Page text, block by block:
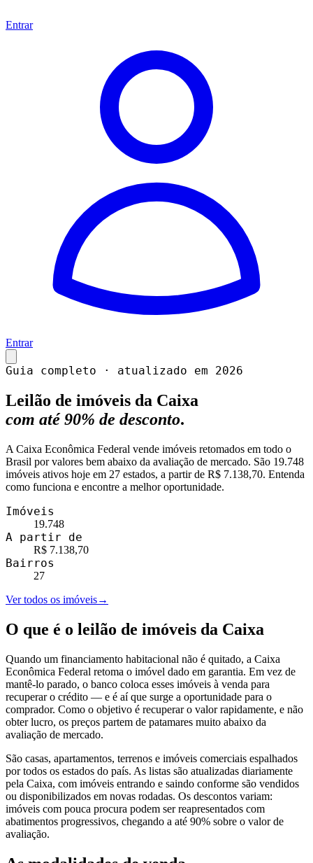
Entrar
Entrar
Guia completo · atualizado em 2026
Leilão de imóveis da Caixa
com até 90% de desconto.
A Caixa Econômica Federal vende imóveis retomados em todo o
Brasil por valores bem abaixo da avaliação de mercado. São 19.748
imóveis ativos hoje em 27 estados, a partir de R$ 7.138,70. Entenda
como funciona e encontre a melhor oportunidade.
Imóveis
19.748
A partir de
R$ 7.138,70
Bairros
27
Ver todos os imóveis→
O que é o leilão de imóveis da Caixa
Quando um financiamento habitacional não é quitado, a Caixa
Econômica Federal retoma o imóvel dado em garantia. Em vez de
mantê-lo parado, o banco coloca esses imóveis à venda para
recuperar o crédito — e é aí que surge a oportunidade para o
comprador. Como o objetivo é recuperar o valor rapidamente, e não
obter lucro, os preços partem de patamares muito abaixo da
avaliação de mercado.
São casas, apartamentos, terrenos e imóveis comerciais espalhados
por todos os estados do país. As listas são atualizadas diariamente
pela Caixa, com imóveis entrando e saindo conforme são vendidos
ou disponibilizados em novas rodadas. Os descontos variam:
imóveis com pouca procura podem ser reapresentados com
abatimentos progressivos, chegando a até 90% sobre o valor de
avaliação.